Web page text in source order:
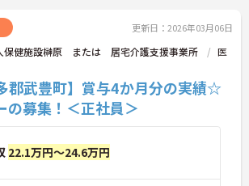
更新日：2026年03月06日
保健施設榊原 または 居宅介護支援事業所
医
郡武豊町】賞与4か月分の実績☆
の募集！＜正社員＞
22.1万円～24.6万円